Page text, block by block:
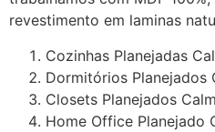
revestimento em laminas
Cozinhas Planejadas
Dormitórios Planejados
Closets Planejados
Home Office Planejado